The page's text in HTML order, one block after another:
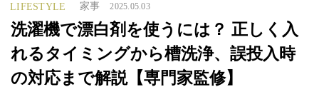
LIFESTYLE 家事 2025.05.03
洗濯機で漂白剤を使うには？ 正しく入
れるタイミングから槽洗浄、誤投入時
の対応まで解説【専門家監修】